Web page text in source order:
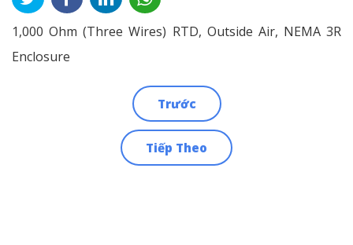
1,000 Ohm (Three Wires) RTD, Outside Air, NEMA 3R
Enclosure
Trước
Tiếp Theo